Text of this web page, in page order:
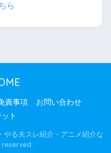
ら
責事項
お問い合わせ
ト
る夫スレ紹介・アニメ紹介な